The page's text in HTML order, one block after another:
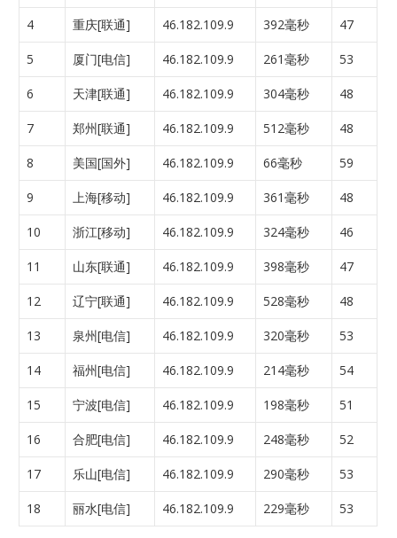
4 重庆[联通] 46.182.109.9 392毫秒 47
5 厦门[电信] 46.182.109.9 261毫秒 53
6 天津[联通] 46.182.109.9 304毫秒 48
7 郑州[联通] 46.182.109.9 512毫秒 48
8 美国[国外] 46.182.109.9 66毫秒 59
9 上海[移动] 46.182.109.9 361毫秒 48
10 浙江[移动] 46.182.109.9 324毫秒 46
11 山东[联通] 46.182.109.9 398毫秒 47
12 辽宁[联通] 46.182.109.9 528毫秒 48
13 泉州[电信] 46.182.109.9 320毫秒 53
14 福州[电信] 46.182.109.9 214毫秒 54
15 宁波[电信] 46.182.109.9 198毫秒 51
16 合肥[电信] 46.182.109.9 248毫秒 52
17 乐山[电信] 46.182.109.9 290毫秒 53
18 丽水[电信] 46.182.109.9 229毫秒 53